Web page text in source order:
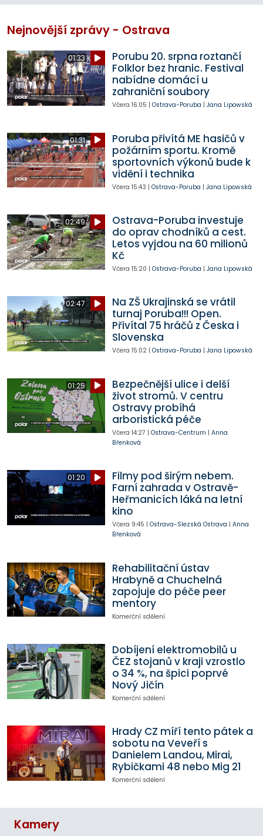
Nejnovější zprávy - Ostrava
01:33
Porubu 20. srpna roztančí
Folklor bez hranic. Festival
nabídne domácí u
zahraniční soubory
Včera 16:05 | Ostrava-Poruba | Jana Lipowská
01:31
Poruba přivítá ME hasičů v
požárním sportu. Kromě
sportovních výkonů bude k
vidění i technika
Včera 15:43 | Ostrava-Poruba | Jana Lipowská
02:49
Ostrava-Poruba investuje
do oprav chodníků a cest.
Letos vyjdou na 60 milionů
Kč
Včera 15:20 | Ostrava-Poruba | Jana Lipowská
02:47
Na ZŠ Ukrajinská se vrátil
turnaj Poruba!!! Open.
Přivítal 75 hráčů z Česka i
Slovenska
Včera 15:02| Ostrava-Poruba | Jana Lipowská
01:25
Bezpečnější ulice i delší
život stromů. V centru
Ostravy probíhá
arboristická péče
Včera 14:27 | Ostrava-Centrum | Anna
Břenková
01:20
Filmy pod širým nebem.
Farní zahrada v Ostravě-
Heřmanicích láká na letní
kino
Včera 9:45 | Ostrava-Slezská Ostrava | Anna
Břenková
Rehabilitační ústav
Hrabyně a Chuchelná
zapojuje do péče peer
mentory
Komerční sdělení
Dobíjení elektromobilů u
ČEZ stojanů v kraji vzrostlo
o 34 %, na špici poprvé
Nový Jičín
Komerční sdělení
Hrady CZ míří tento pátek a
sobotu na Veveří s
Danielem Landou, Mirai,
Rybičkami 48 nebo Mig 21
Komerční sdělení
Kamery